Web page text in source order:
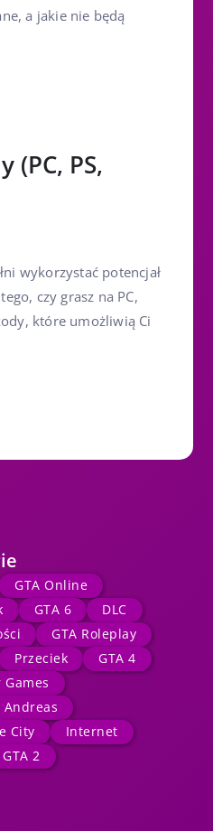
a jakie nie będą
(PC, PS,
wykorzystać potencjał
czy grasz na PC,
które umożliwią Ci
GTA Online
GTA 6
DLC
GTA Roleplay
Przeciek
GTA 4
Games
Andreas
City
Internet
GTA 2